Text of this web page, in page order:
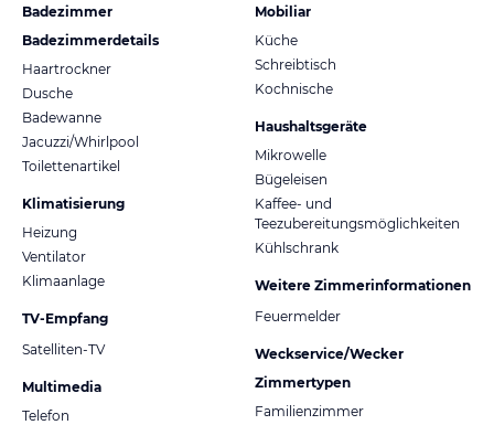
Badezimmer
Badezimmerdetails
Haartrockner
Dusche
Badewanne
Jacuzzi/Whirlpool
Toilettenartikel
Klimatisierung
Heizung
Ventilator
Klimaanlage
TV-Empfang
Satelliten-TV
Multimedia
Telefon
Mobiliar
Küche
Schreibtisch
Kochnische
Haushaltsgeräte
Mikrowelle
Bügeleisen
Kaffee- und
Teezubereitungsmöglichkeiten
Kühlschrank
Weitere Zimmerinformationen
Feuermelder
Weckservice/Wecker
Zimmertypen
Familienzimmer